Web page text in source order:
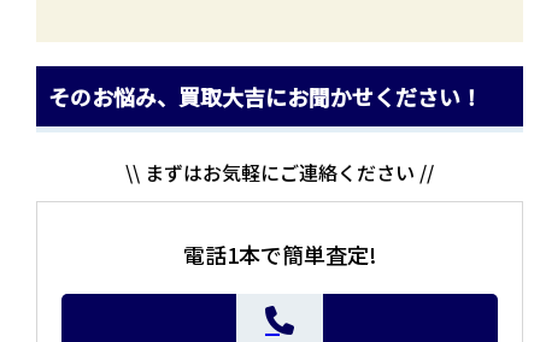
そのお悩み、買取大吉にお聞かせください！
\\ まずはお気軽にご連絡ください //
電話1本で簡単査定!